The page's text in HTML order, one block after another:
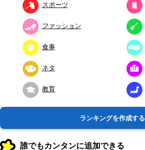
スポーツ
ファッション
食事
ネタ
教育
ランキングを作成する
誰でもカンタンに追加できる